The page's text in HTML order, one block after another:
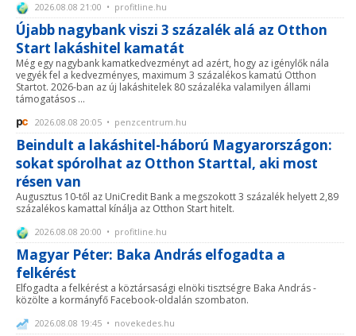
2026.08.08 21:00 • profitline.hu
Újabb nagybank viszi 3 százalék alá az Otthon
Start lakáshitel kamatát
Még egy nagybank kamatkedvezményt ad azért, hogy az igénylők nála
vegyék fel a kedvezményes, maximum 3 százalékos kamatú Otthon
Startot. 2026-ban az új lakáshitelek 80 százaléka valamilyen állami
támogatásos ...
2026.08.08 20:05 • penzcentrum.hu
Beindult a lakáshitel-háború Magyarországon:
sokat spórolhat az Otthon Starttal, aki most
résen van
Augusztus 10-től az UniCredit Bank a megszokott 3 százalék helyett 2,89
százalékos kamattal kínálja az Otthon Start hitelt.
2026.08.08 20:00 • profitline.hu
Magyar Péter: Baka András elfogadta a
felkérést
Elfogadta a felkérést a köztársasági elnöki tisztségre Baka András -
közölte a kormányfő Facebook-oldalán szombaton.
2026.08.08 19:45 • novekedes.hu